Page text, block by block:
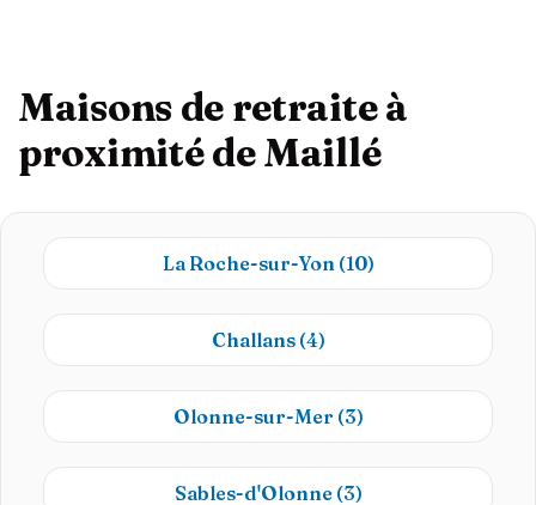
Maisons de retraite à
proximité de Maillé
La Roche-sur-Yon (10)
Challans (4)
Olonne-sur-Mer (3)
Sables-d'Olonne (3)